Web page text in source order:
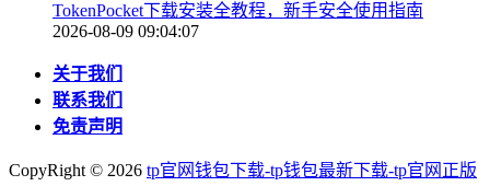
TokenPocket下载安装全教程，新手安全使用指南
2026-08-09 09:04:07
关于我们
联系我们
免责声明
CopyRight © 2026 tp官网钱包下载-tp钱包最新下载-tp官网正版